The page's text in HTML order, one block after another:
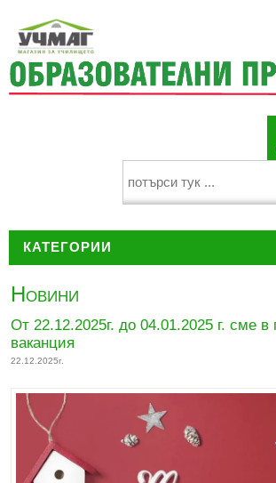
ЗА НАС
КАТАЛОЗИ
КАТЕГОРИИ
ЕЗИКОВО
НАУКИ
ИЗКУСТВА
Новини
От 22.12.2025г. до 04.01.2025 г. сме в
ваканция
22.12.2025г.